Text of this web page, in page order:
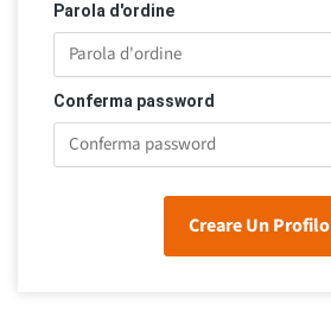
Parola d'ordine
Conferma password
Creare Un Profilo